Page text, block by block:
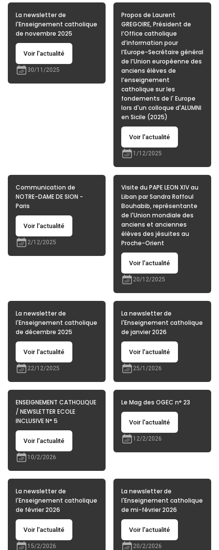
La newsletter de
l'Enseignement catholique
de novembre 2025
Voir l'actualité
30/11/2025
Propos de Laurent
GREGOIRE, Président de
l’Office catholique
d’information pour
l’Europe-Secrétaire général
de l’Union européenne des
anciens élèves de
l’enseignement
catholique sur les
fondements de l' Europe
lors d'un colloque d'ALUMNI
en Sicile (2025)
Voir l'actualité
1/12/2025
Communication de
NOTRE-DAME DE SION -
Paris
Voir l'actualité
2/12/2025
Visite du PAPE LEON XIV au
Liban par Sandra Raffoul
Bouhabib, représentante
de l'Union mondiale des
anciens et anciennes
élèves des jésuites au
Proche-Orient
Voir l'actualité
20/12/2025
La newsletter de
l'Enseignement catholique
de décembre 2025
Voir l'actualité
22/12/2025
La newsletter de
l'Enseignement catholique
de janvier 2026
Voir l'actualité
25/1/2026
ENSEIGNEMENT CATHOLIQUE
/ NEWSLETTER ECOLE
INCLUSIVE N° 5
Voir l'actualité
10/2/2026
Le Mag des OGEC n° 23
Voir l'actualité
12/2/2026
La newsletter de
l'Enseignement catholique
de février 2026
Voir l'actualité
15/2/2026
La newsletter de
l'Enseignement catholique
de mi-février 2026
Voir l'actualité
20/2/2026